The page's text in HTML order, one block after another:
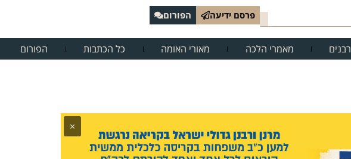
פרסם ידיעה הפורום
רבנים מאמרי הלכה מאורי האומה כל הכתבות הפורום
×